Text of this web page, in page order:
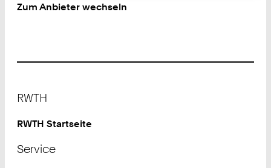
Zum Anbieter wechseln
RWTH
RWTH Startseite
Service